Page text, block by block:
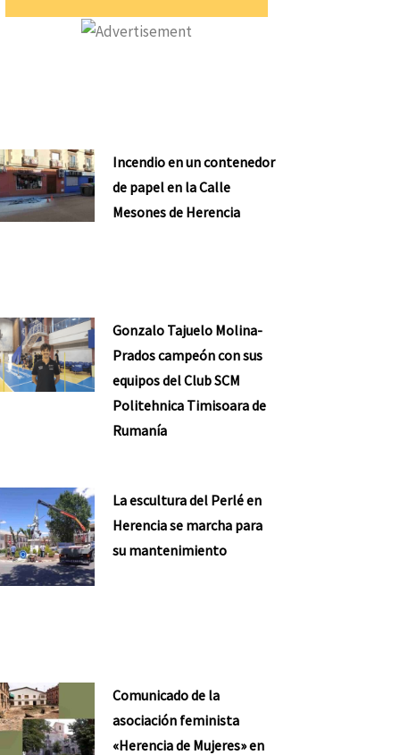
Incendio en un contenedor
de papel en la Calle
Mesones de Herencia
Gonzalo Tajuelo Molina-
Prados campeón con sus
equipos del Club SCM
Politehnica Timisoara de
Rumanía
La escultura del Perlé en
Herencia se marcha para
su mantenimiento
Comunicado de la
asociación feminista
«Herencia de Mujeres» en